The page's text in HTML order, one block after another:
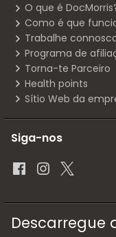
O que é
Como é que
Trabalhe
Programa de
Torna-te Parceiro
Health points
Sítio Web da
Siga-nos
Descarregue